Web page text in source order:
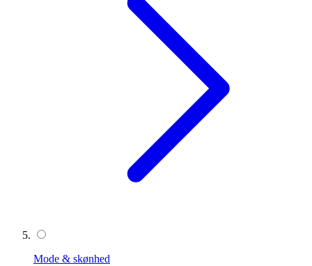
Mode & skønhed